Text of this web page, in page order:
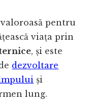
pentru
viața prin
, și este
dezvoltare
și
lung.